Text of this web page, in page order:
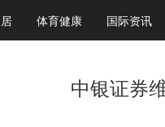
体育健康 国际资讯
中银证券